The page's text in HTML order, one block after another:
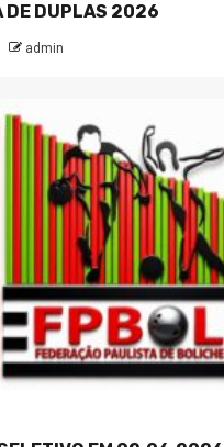
DE DUPLAS 2026
admin